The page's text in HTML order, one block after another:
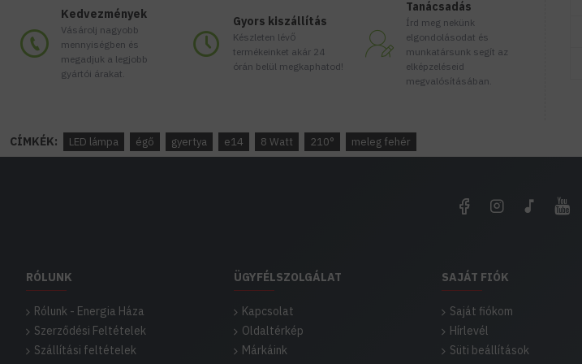
Kedvezmények
Vásárolj nagyobb
mennyiségben és
megadjuk a legjobb
gyártói árakat.
Gyors kiszállítás
Készleten lévő
termékeinket akár 24
órán belül megkaphatod!
Tanácsadás
Írd meg nekünk
elgondolásodat és
munkatársunk segít az
elképzeléseid
megvalósításában.
CÍMKÉK: LED lámpa égő gyertya e14 8 Watt 210° meleg fehér
RÓLUNK
Rólunk - Energia Háza
Szerződési Feltételek
Szállítási feltételek
ÜGYFÉLSZOLGÁLAT
Kapcsolat
Oldaltérkép
Márkáink
SAJÁT FIÓK
Saját fiókom
Hírlevél
Süti beállítások